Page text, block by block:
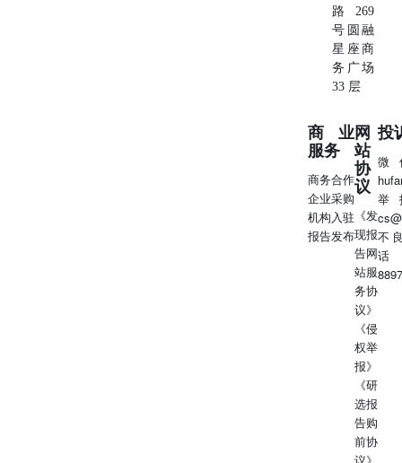
路269
号圆融
星座商
务广场
33 层
商业
服务
商务合作
企业采购
机构入驻
报告发布
网
站
协
议
《发
现报
告网
站服
务协
议》
《侵
权举
报》
《研
选报
告购
前协
投
微
举
不